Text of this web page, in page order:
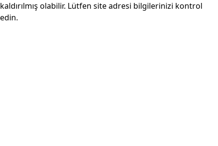
kaldırılmış olabilir. Lütfen site adresi bilgilerinizi kontrol
edin.